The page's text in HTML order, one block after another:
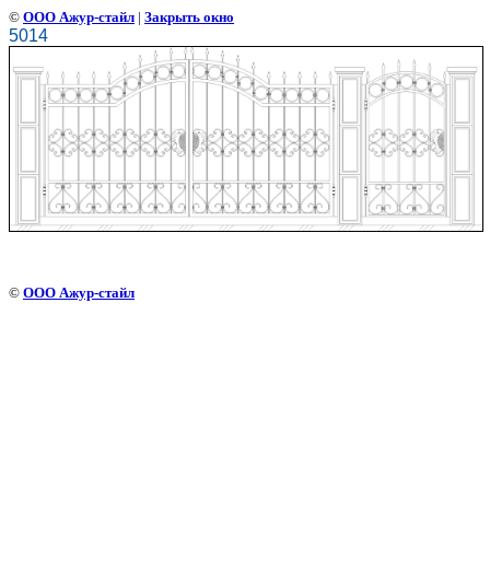
© ООО Ажур-стайл | Закрыть окно
5014
© ООО Ажур-стайл